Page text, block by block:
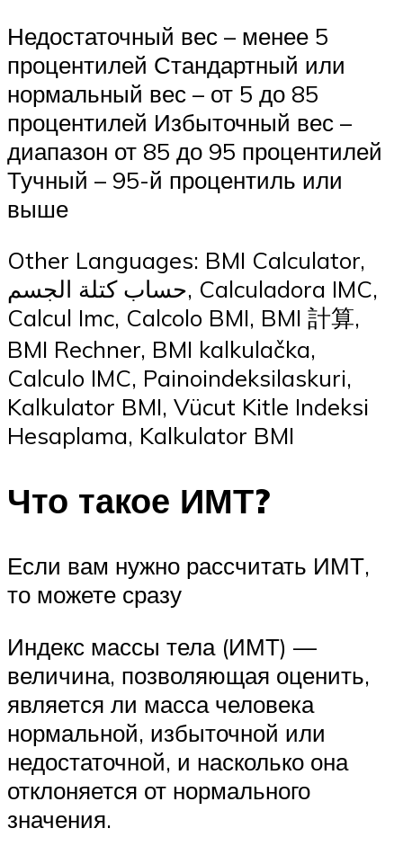
Недостаточный вес – менее 5
процентилей Стандартный или
нормальный вес – от 5 до 85
процентилей Избыточный вес –
диапазон от 85 до 95 процентилей
Тучный – 95-й процентиль или
выше
Other Languages: BMI Calculator,
حساب كتلة الجسم, Calculadora IMC,
Calcul Imc, Calcolo BMI, BMI 計算,
BMI Rechner, BMI kalkulačka,
Calculo IMC, Painoindeksilaskuri,
Kalkulator BMI, Vücut Kitle Indeksi
Hesaplama, Kalkulator BMI
Что такое ИМТ?
Если вам нужно рассчитать ИМТ,
то можете сразу
Индекс массы тела (ИМТ) —
величина, позволяющая оценить,
является ли масса человека
нормальной, избыточной или
недостаточной, и насколько она
отклоняется от нормального
значения.